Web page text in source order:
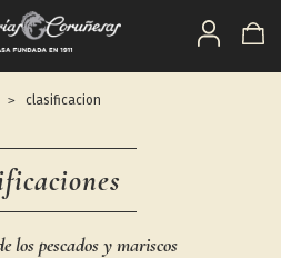
clasificacion
los pescados y mariscos